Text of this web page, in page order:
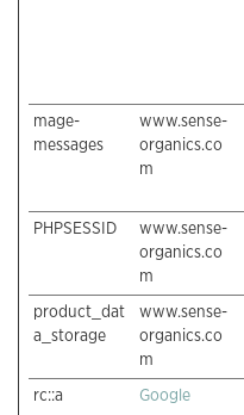
mage-
messages
www.sense-
organics.co
m
PHPSESSID
www.sense-
organics.co
m
product_dat
a_storage
www.sense-
organics.co
m
rc::a Google